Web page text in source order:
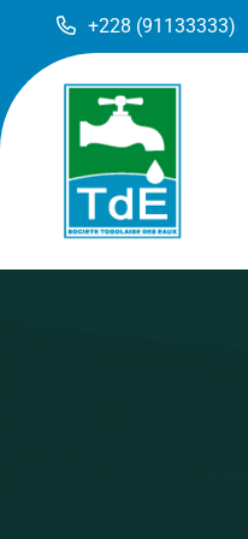
+228 (91133333)